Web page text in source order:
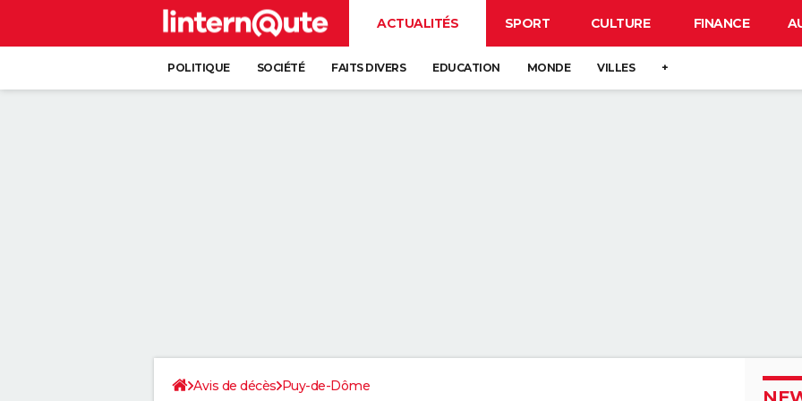
ACTUALITÉS SPORT CULTURE FINANCE
POLITIQUE SOCIÉTÉ FAITS DIVERS EDUCATION MONDE VILLES +
Avis de décès Puy-de-Dôme